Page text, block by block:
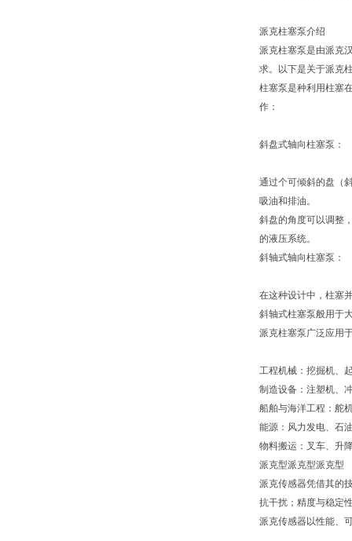
派克柱塞泵介绍
派克柱塞泵是由派克
求。以下是关于派克
柱塞泵是种利用柱塞
作：
斜盘式轴向柱塞泵：
通过个可倾斜的盘（
吸油和排油。
斜盘的角度可以调整
的液压系统。
斜轴式轴向柱塞泵：
在这种设计中，柱塞
斜轴式柱塞泵般用于
派克柱塞泵广泛应用
工程机械：挖掘机、
制造设备：注塑机、
船舶与海洋工程：舵
能源：风力发电、石
物料搬运：叉车、升
派克型派克型派克型
派克传感器凭借其的
抗干扰；精度与稳定
派克传感器以性能、